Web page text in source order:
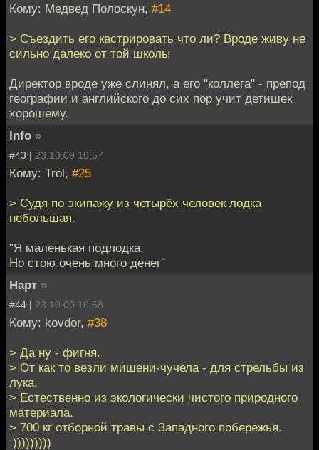
Кому: Медвед Полоскун, #14
> Съездить его кастрировать что ли? Вроде живу не
сильно далеко от той школы
Директор вроде уже слинял, а его "коллега" - препод
географии и английского до сих пор учит детишек
хорошему.
Info »
#43 | 23.10.09 10:57
Кому: Trol, #25
> Судя по экипажу из четырёх человек лодка
небольшая.
"Я маленькая подлодка,
Но стою очень много денег"
Нарт »
#44 | 23.10.09 10:58
Кому: kovdor, #38
> Да ну - фигня.
> От как то везли мишени-чучела - для стрельбы из
лука.
> Естественно из экологически чистого природного
материала.
> 700 кг отборной травы с Западного побережья.
:)))))))))